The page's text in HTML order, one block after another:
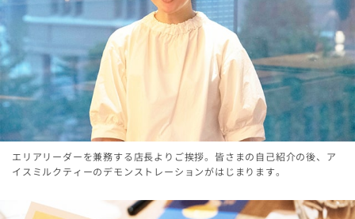
エリアリーダーを兼務する店長よりご挨拶。皆さまの自己紹介の後、ア
イスミルクティーのデモンストレーションがはじまります。